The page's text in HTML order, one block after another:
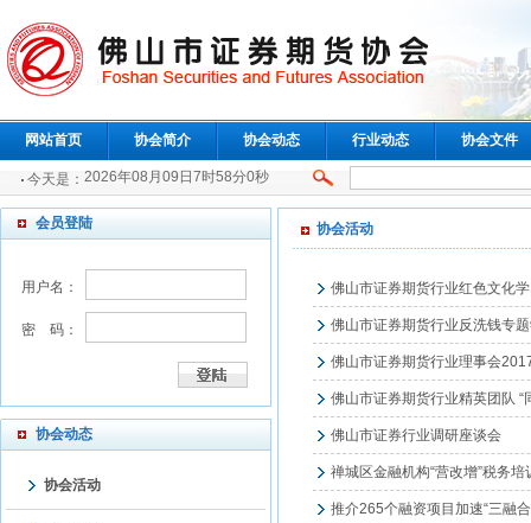
网站首页 协会简介 协会动态 行业动态 协会文件
今天是： 2026年08月09日7时58分1秒
会员登陆
用户名：
密 码：
协会动态
协会活动
协会活动
佛山市证券期货行业红色文化
佛山市证券期货行业反洗钱专
佛山市证券期货行业理事会
佛山市证券期货行业精英团队 “
佛山市证券行业调研座谈会
禅城区金融机构“营改增”税务培
推介265个融资项目加速“三融